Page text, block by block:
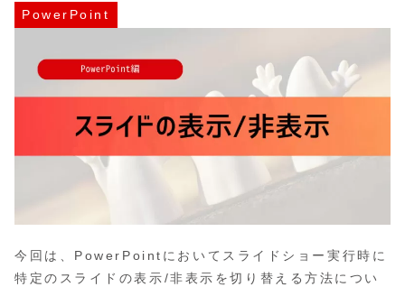
PowerPoint
今回は、PowerPointにおいてスライドショー実行時に
特定のスライドの表示/非表示を切り替える方法につい